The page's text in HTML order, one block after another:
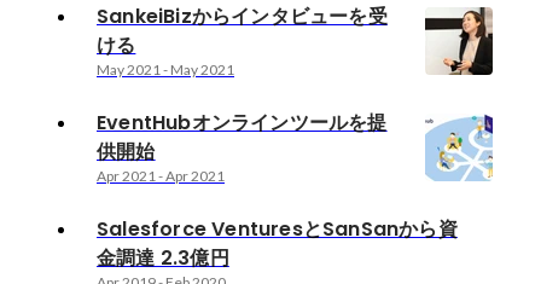
SankeiBizからインタビューを受
ける
May 2021 - May 2021
EventHubオンラインツールを提
供開始
Apr 2021 -Apr 2021
Salesforce VenturesとSanSanから資
金調達 2.3億円